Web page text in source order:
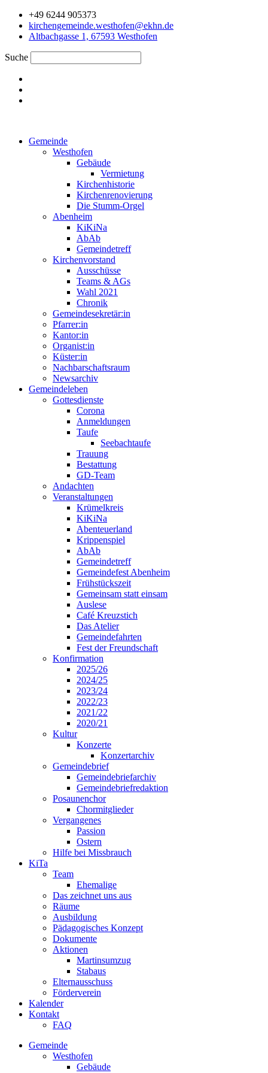
Zum
Inhalt
springen
+49 6244 905373
kirchengemeinde.westhofen@ekhn.de
Altbachgasse 1, 67593 Westhofen
Suche
Gemeinde
Westhofen
Gebäude
Vermietung
Kirchenhistorie
Kirchenrenovierung
Die Stumm-Orgel
Abenheim
KiKiNa
AbAb
Gemeindetreff
Kirchenvorstand
Ausschüsse
Teams & AGs
Wahl 2021
Chronik
Gemeindesekretär:in
Pfarrer:in
Kantor:in
Organist:in
Küster:in
Nachbarschaftsraum
Newsarchiv
Gemeindeleben
Gottesdienste
Corona
Anmeldungen
Taufe
Seebachtaufe
Trauung
Bestattung
GD-Team
Andachten
Veranstaltungen
Krümelkreis
KiKiNa
Abenteuerland
Krippenspiel
AbAb
Gemeindetreff
Gemeindefest Abenheim
Frühstückszeit
Gemeinsam statt einsam
Auslese
Café Kreuzstich
Das Atelier
Gemeindefahrten
Fest der Freundschaft
Konfirmation
2025/26
2024/25
2023/24
2022/23
2021/22
2020/21
Kultur
Konzerte
Konzertarchiv
Gemeindebrief
Gemeindebriefarchiv
Gemeindebriefredaktion
Posaunenchor
Chormitglieder
Vergangenes
Passion
Ostern
Hilfe bei Missbrauch
KiTa
Team
Ehemalige
Das zeichnet uns aus
Räume
Ausbildung
Pädagogisches Konzept
Dokumente
Aktionen
Martinsumzug
Stabaus
Elternausschuss
Förderverein
Kalender
Kontakt
FAQ
Gemeinde
Westhofen
Gebäude